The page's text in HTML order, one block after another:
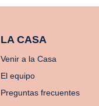
LA CASA
Venir a la Casa
El equipo
Preguntas frecuentes